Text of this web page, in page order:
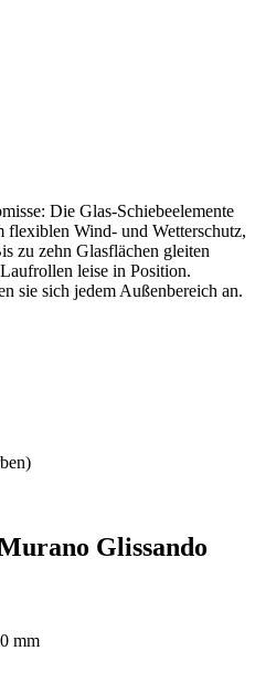
Die Glas-Schiebeelemente
flexiblen Wind- und Wetterschutz,
zu zehn Glasflächen gleiten
leise in Position.
sie sich jedem Außenbereich an.
Glissando
mm